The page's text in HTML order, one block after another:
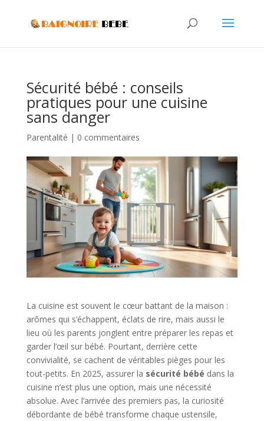
Sécurité bébé : conseils
pratiques pour une cuisine
sans danger
Parentalité | 0 commentaires
La cuisine est souvent le cœur battant de la maison :
arômes qui s’échappent, éclats de rire, mais aussi le
lieu où les parents jonglent entre préparer les repas et
garder l’œil sur bébé. Pourtant, derrière cette
convivialité, se cachent de véritables pièges pour les
tout-petits. En 2025, assurer la sécurité bébé dans la
cuisine n’est plus une option, mais une nécessité
absolue. Avec l’arrivée des premiers pas, la curiosité
débordante de bébé transforme chaque ustensile,